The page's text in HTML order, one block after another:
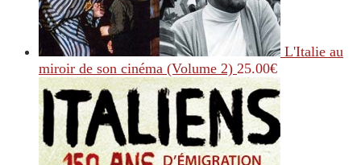
L'Italie au
miroir de son cinéma (Volume 2) 25.00€